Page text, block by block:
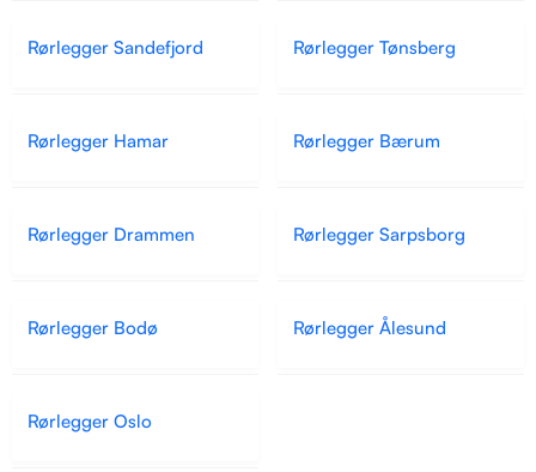
Rørlegger Sandefjord Rørlegger Tønsberg
Rørlegger Hamar Rørlegger Bærum
Rørlegger Drammen Rørlegger Sarpsborg
Rørlegger Bodø Rørlegger Ålesund
Rørlegger Oslo